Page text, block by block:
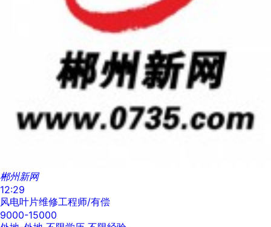
郴州新网
12:29
风电叶片维修工程师/有偿
9000-15000